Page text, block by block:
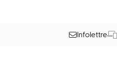
Infolettre